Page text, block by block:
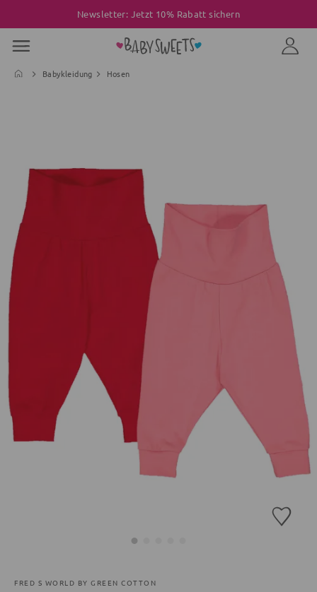
Newsletter: Jetzt 10% Rabatt sichern
Babykleidung Hosen
FRED S WORLD BY GREEN COTTON